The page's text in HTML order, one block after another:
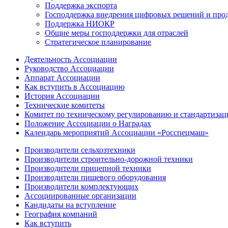
Поддержка экспорта
Господдержка внедрения цифровых решений и
Поддержка НИОКР
Общие меры господдержки для отраслей
Стратегическое планирование
Деятельность Ассоциации
Руководство Ассоциации
Аппарат Ассоциации
Как вступить в Ассоциацию
История Ассоциации
Технические комитеты
Комитет по техническому регулированию и
Положение Ассоциации о Наградах
Календарь мероприятий Ассоциации «Росспецмаш»
Производители сельхозтехники
Производители строительно-дорожной техники
Производители прицепной техники
Производители пищевого оборудования
Производители комплектующих
Ассоциированные организации
Кандидаты на вступление
География компаний
Как вступить